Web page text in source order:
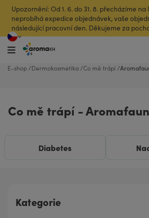
Upozornění: Od 1. 6. do 31. 8. přecházíme
neprobíhá expedice objednávek, vaše
následující pracovní den. Děkujeme za
E-shop Dermokosmetika Co mě trápí
Co mě trápí -
Diabetes
Kategorie